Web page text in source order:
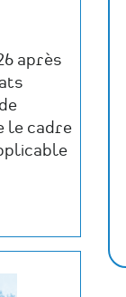
après
le cadre